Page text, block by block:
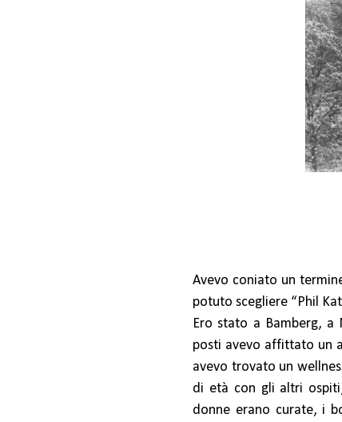
Avevo coniato un
potuto scegliere “Phil
Ero stato a Bamberg, a
posti avevo affittato un
avevo trovato un
di età con gli altri
donne erano curate, i